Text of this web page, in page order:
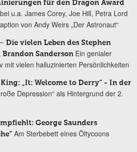
für den Dragon Award
u.a. James Corey, Joe Hill, Petra Lord
von Andy Weirs „Der Astronaut“
Die vielen Leben des Stephen
Brandon Sanderson Ein genialer
mit vielen halluzinierten Persönlichkeiten
„It: Welcome to Derry“ - In der
Depression“ als Hintergrund der 2.
George Saunders
Am Sterbebett eines Öltycoons